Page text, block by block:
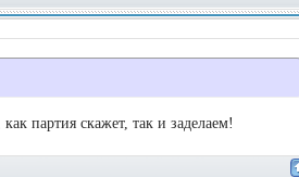
партия скажет, так и заделаем!